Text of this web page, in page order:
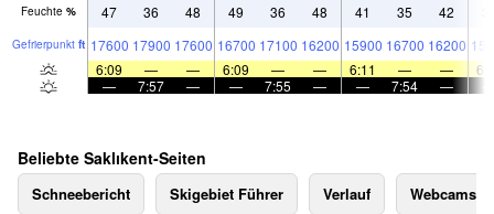
Feuchte % 47 36 48 49 36 48 41 35 42
Gefrier­punkt ft 17600 17900 17600 16700 17100 16200 15900 16700 16200
6:09
— — 6:09 — — 6:11 — —
—
7:57 — — 7:55 — — 7:54 —
Beliebte Saklıkent-Seiten
Schneebericht Skigebiet Führer Verlauf Webcams